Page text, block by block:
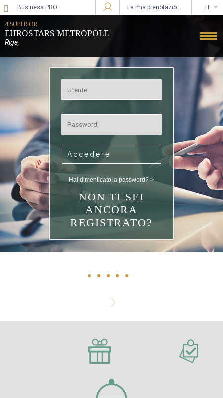
Business PRO
Accedi a Star Traveler o Corporate
La mia prenotazione IT
4 SUPERIOR
EUROSTARS METROPOLE
Riga,
Accedere
Hai dimenticato la password? >
NON TI SEI
ANCORA
REGISTRATO?